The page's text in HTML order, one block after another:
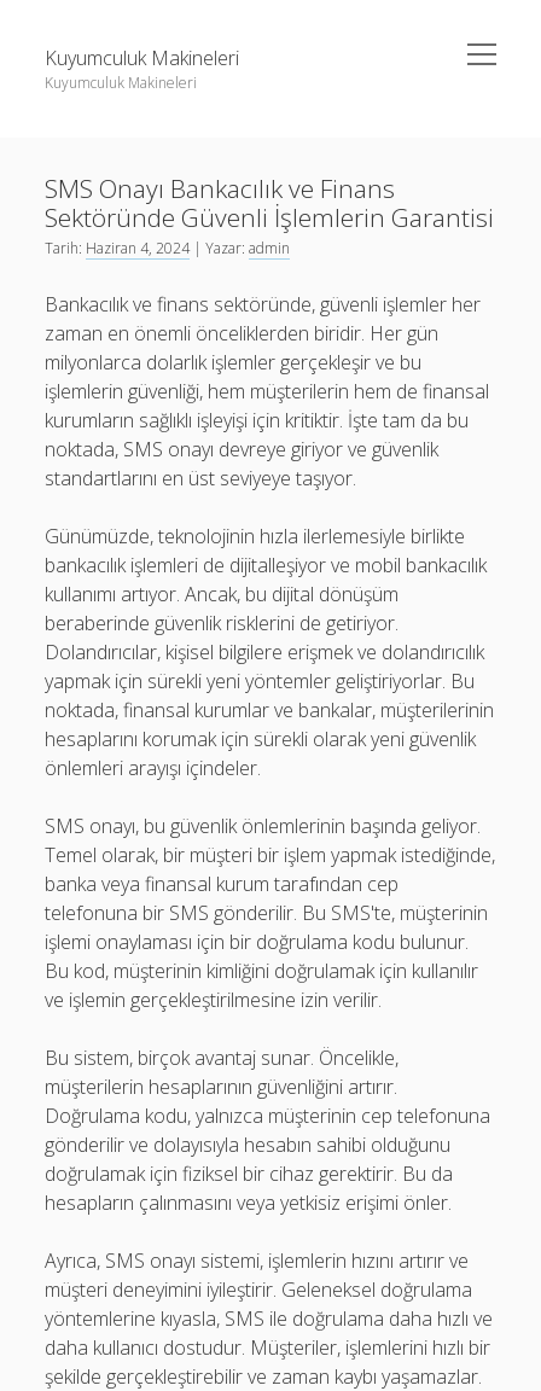
Kuyumculuk Makineleri
Kuyumculuk Makineleri
menüyü
aç
Liste
Sayfa Listesi
Twitter Gizli Sikiş
Bedava Instagram Takipçi Yükseltme
Sayfa Listesi
Shorts Beğeni Gönderme Hilesi Ücretsiz
Twitter Gizli Sikiş
SMS Onayı Bankacılık ve Finans
Sektöründe Güvenli İşlemlerin Garantisi
Tarih: Haziran 4, 2024| Yazar:admin
Bankacılık ve finans sektöründe, güvenli işlemler her
zaman en önemli önceliklerden biridir. Her gün
milyonlarca dolarlık işlemler gerçekleşir ve bu
işlemlerin güvenliği, hem müşterilerin hem de finansal
kurumların sağlıklı işleyişi için kritiktir. İşte tam da bu
noktada, SMS onayı devreye giriyor ve güvenlik
standartlarını en üst seviyeye taşıyor.
Günümüzde, teknolojinin hızla ilerlemesiyle birlikte
bankacılık işlemleri de dijitalleşiyor ve mobil bankacılık
kullanımı artıyor. Ancak, bu dijital dönüşüm
beraberinde güvenlik risklerini de getiriyor.
Dolandırıcılar, kişisel bilgilere erişmek ve dolandırıcılık
yapmak için sürekli yeni yöntemler geliştiriyorlar. Bu
noktada, finansal kurumlar ve bankalar, müşterilerinin
hesaplarını korumak için sürekli olarak yeni güvenlik
önlemleri arayışı içindeler.
SMS onayı, bu güvenlik önlemlerinin başında geliyor.
Temel olarak, bir müşteri bir işlem yapmak istediğinde,
banka veya finansal kurum tarafından cep
telefonuna bir SMS gönderilir. Bu SMS'te, müşterinin
işlemi onaylaması için bir doğrulama kodu bulunur.
Bu kod, müşterinin kimliğini doğrulamak için kullanılır
ve işlemin gerçekleştirilmesine izin verilir.
Bu sistem, birçok avantaj sunar. Öncelikle,
müşterilerin hesaplarının güvenliğini artırır.
Doğrulama kodu, yalnızca müşterinin cep telefonuna
gönderilir ve dolayısıyla hesabın sahibi olduğunu
doğrulamak için fiziksel bir cihaz gerektirir. Bu da
hesapların çalınmasını veya yetkisiz erişimi önler.
Ayrıca, SMS onayı sistemi, işlemlerin hızını artırır ve
müşteri deneyimini iyileştirir. Geleneksel doğrulama
yöntemlerine kıyasla, SMS ile doğrulama daha hızlı ve
daha kullanıcı dostudur. Müşteriler, işlemlerini hızlı bir
şekilde gerçekleştirebilir ve zaman kaybı yaşamazlar.